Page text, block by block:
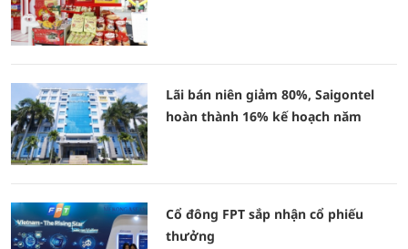
Lãi bán niên giảm 80%, Saigontel
hoàn thành 16% kế hoạch năm
Cổ đông FPT sắp nhận cổ phiếu
thưởng